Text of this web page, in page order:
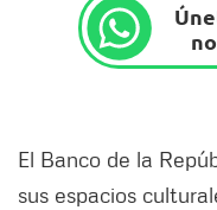
El Banco de la
sus espacios